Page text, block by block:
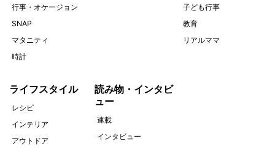
行事・オケージョン
SNAP
マタニティ
時計
子ども行事
教育
リアルママ
ライフスタイル
レシピ
インテリア
アウトドア
読み物・インタビ
ュー
連載
インタビュー